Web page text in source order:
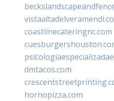
coastlinecateringnc.com
dmtacos.com
hornopizza.com